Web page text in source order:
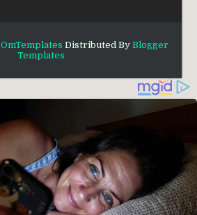
OmTemplates Distributed By Blogger
Templates